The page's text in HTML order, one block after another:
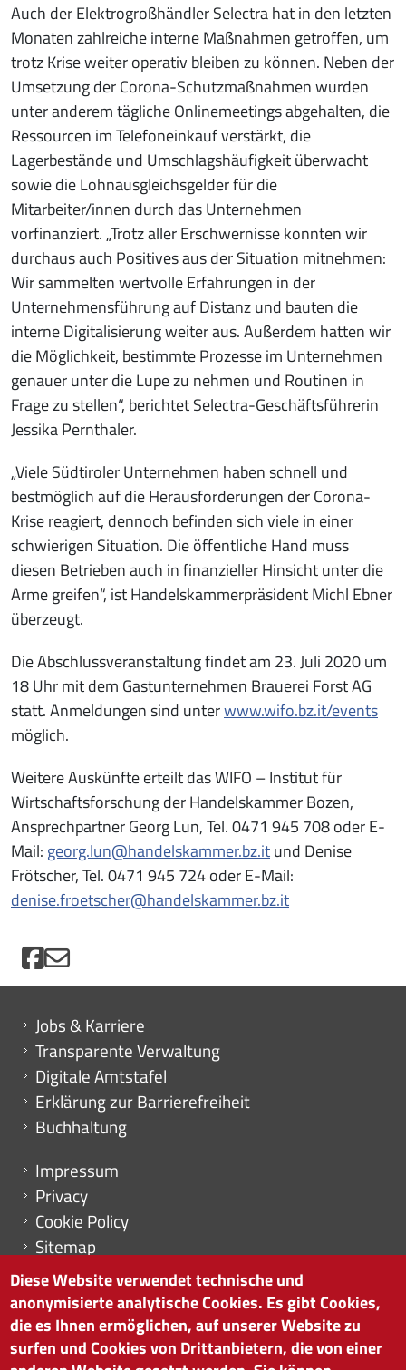
Auch der Elektrogroßhändler Selectra hat in den letzten
Monaten zahlreiche interne Maßnahmen getroffen, um
trotz Krise weiter operativ bleiben zu können. Neben der
Umsetzung der Corona-Schutzmaßnahmen wurden
unter anderem tägliche Onlinemeetings abgehalten, die
Ressourcen im Telefoneinkauf verstärkt, die
Lagerbestände und Umschlagshäufigkeit überwacht
sowie die Lohnausgleichsgelder für die
Mitarbeiter/innen durch das Unternehmen
vorfinanziert. „Trotz aller Erschwernisse konnten wir
durchaus auch Positives aus der Situation mitnehmen:
Wir sammelten wertvolle Erfahrungen in der
Unternehmensführung auf Distanz und bauten die
interne Digitalisierung weiter aus. Außerdem hatten wir
die Möglichkeit, bestimmte Prozesse im Unternehmen
genauer unter die Lupe zu nehmen und Routinen in
Frage zu stellen“, berichtet Selectra-Geschäftsführerin
Jessika Pernthaler.
„Viele Südtiroler Unternehmen haben schnell und
bestmöglich auf die Herausforderungen der Corona-
Krise reagiert, dennoch befinden sich viele in einer
schwierigen Situation. Die öffentliche Hand muss
diesen Betrieben auch in finanzieller Hinsicht unter die
Arme greifen“, ist Handelskammerpräsident Michl Ebner
überzeugt.
Die Abschlussveranstaltung findet am 23. Juli 2020 um
18 Uhr mit dem Gastunternehmen Brauerei Forst AG
statt. Anmeldungen sind unterwww.wifo.bz.it/events
möglich.
Weitere Auskünfte erteilt das WIFO – Institut für
Wirtschaftsforschung der Handelskammer Bozen,
Ansprechpartner Georg Lun, Tel. 0471 945 708 oder E-
Mail: georg.lun@handelskammer.bz.itund Denise
Frötscher, Tel. 0471 945 724 oder E-Mail:
denise.froetscher@handelskammer.bz.it
Mini menu di servizio
Jobs & Karriere
Transparente Verwaltung
Digitale Amtstafel
Erklärung zur Barrierefreiheit
Buchhaltung
Menu footer
Impressum
Privacy
Cookie Policy
Sitemap
Cookie-Einstellungen
Diese Website verwendet technische und
anonymisierte analytische Cookies. Es gibt Cookies,
die es Ihnen ermöglichen, auf unserer Website zu
surfen und Cookies von Drittanbietern, die von einer